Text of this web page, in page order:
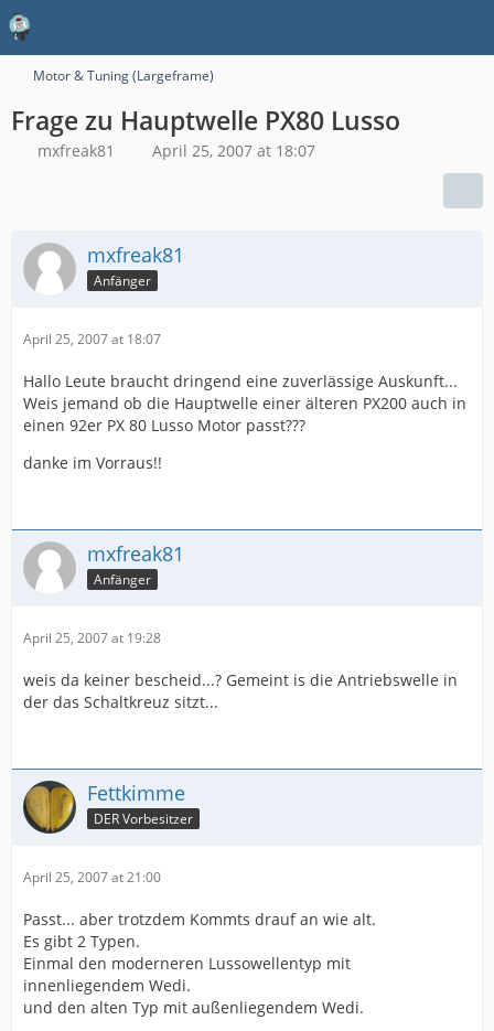
Motor & Tuning (Largeframe)
Frage zu Hauptwelle PX80 Lusso
mxfreak81 April 25, 2007 at 18:07
mxfreak81
Anfänger
April 25, 2007 at 18:07
Hallo Leute braucht dringend eine zuverlässige Auskunft...
Weis jemand ob die Hauptwelle einer älteren PX200 auch in
einen 92er PX 80 Lusso Motor passt???
danke im Vorraus!!
mxfreak81
Anfänger
April 25, 2007 at 19:28
weis da keiner bescheid...? Gemeint is die Antriebswelle in
der das Schaltkreuz sitzt...
Fettkimme
DER Vorbesitzer
April 25, 2007 at 21:00
Passt... aber trotzdem Kommts drauf an wie alt.
Es gibt 2 Typen.
Einmal den moderneren Lussowellentyp mit
innenliegendem Wedi.
und den alten Typ mit außenliegendem Wedi.